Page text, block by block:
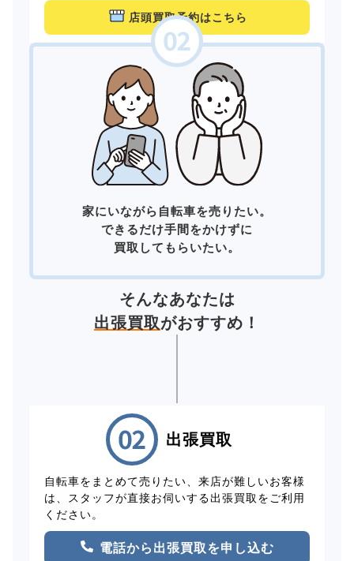
店頭買取予約はこちら
家にいながら自転車を売りたい。
できるだけ手間をかけずに
買取してもらいたい。
そんなあなたは
出張買取がおすすめ！
出張買取
自転車をまとめて売りたい、来店が難しいお客様
は、スタッフが直接お伺いする出張買取をご利用
ください。
電話から出張買取を申し込む